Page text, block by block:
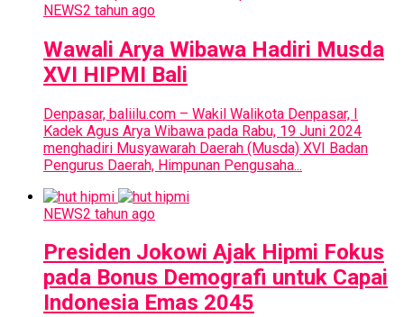
NEWS2 tahun ago
Wawali Arya Wibawa Hadiri Musda
XVI HIPMI Bali
Denpasar, baliilu.com – Wakil Walikota Denpasar, I
Kadek Agus Arya Wibawa pada Rabu, 19 Juni 2024
menghadiri Musyawarah Daerah (Musda) XVI Badan
Pengurus Daerah, Himpunan Pengusaha...
NEWS2 tahun ago
Presiden Jokowi Ajak Hipmi Fokus
pada Bonus Demografi untuk Capai
Indonesia Emas 2045